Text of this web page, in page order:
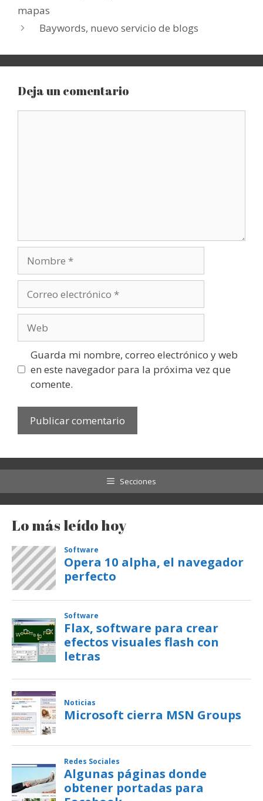
mapas
Baywords, nuevo servicio de blogs
Deja un comentario
electrónico
Guarda mi nombre, correo electrónico y web
en este navegador para la próxima vez que
comente.
Secciones
Lo más leído hoy